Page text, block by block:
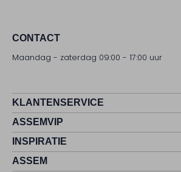
CONTACT
Maandag - zaterdag 09:00 - 17:00 uur
KLANTENSERVICE
ASSEMVIP
INSPIRATIE
ASSEM